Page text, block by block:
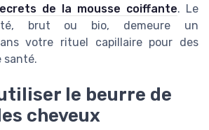
de la mousse coiffante. Le
brut ou bio, demeure un
votre rituel capillaire pour des
santé.
le beurre de
cheveux